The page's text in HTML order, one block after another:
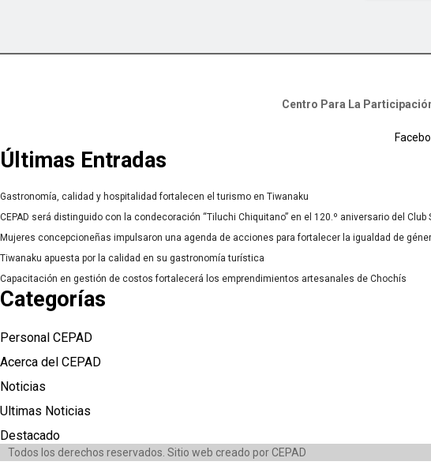
Centro Para La
Últimas Entradas
Gastronomía, calidad y hospitalidad fortalecen el turismo en Tiwanaku
CEPAD será distinguido con la condecoración “Tiluchi Chiquitano” en el 120.º aniversario del
Mujeres concepcioneñas impulsaron una agenda de acciones para fortalecer la igualdad de
Tiwanaku apuesta por la calidad en su gastronomía turística
Capacitación en gestión de costos fortalecerá los emprendimientos artesanales de Chochís
Categorías
Personal CEPAD
Acerca del CEPAD
Noticias
Ultimas Noticias
Destacado
Todos los derechos reservados. Sitio web creado por CEPAD